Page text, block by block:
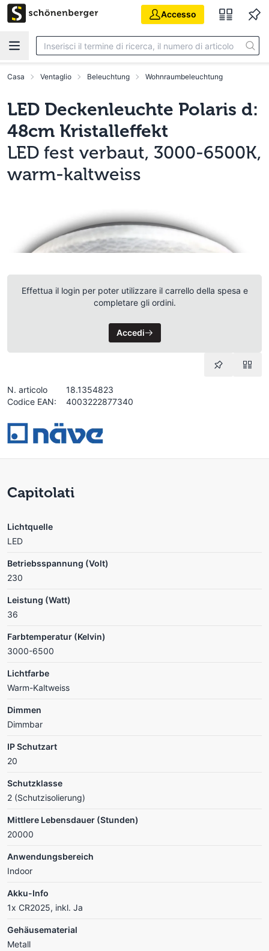
Vai al contenuto principale
Accesso
Casa Ventaglio Beleuchtung Wohnraumbeleuchtung
LED Deckenleuchte Polaris d:
48cm Kristalleffekt
LED fest verbaut, 3000-6500K,
warm-kaltweiss
Effettua il login per poter utilizzare il carrello della spesa e
completare gli ordini.
Accedi
N. articolo
18.1354823
Codice EAN:
4003222877340
Capitolati
Lichtquelle
LED
Betriebsspannung (Volt)
230
Leistung (Watt)
36
Farbtemperatur (Kelvin)
3000-6500
Lichtfarbe
Warm-Kaltweiss
Dimmen
Dimmbar
IP Schutzart
20
Schutzklasse
2 (Schutzisolierung)
Mittlere Lebensdauer (Stunden)
20000
Anwendungsbereich
Indoor
Akku-Info
1x CR2025, inkl. Ja
Gehäusematerial
Metall